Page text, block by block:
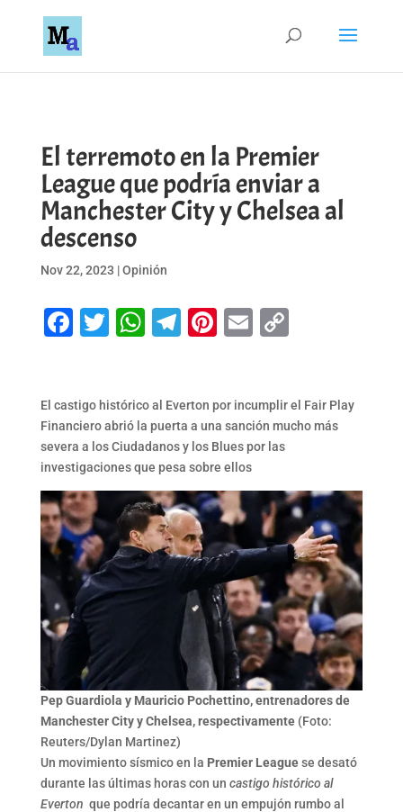
El terremoto en la Premier
League que podría enviar a
Manchester City y Chelsea al
descenso
Nov 22, 2023 |Opinión
Facebook
Twitter
WhatsApp
Telegram
Pinterest
EmailCopy
El castigo histórico al Everton por incumplir el Fair Play
Financiero abrió la puerta a una sanción mucho más
severa a los Ciudadanos y los Blues por las
investigaciones que pesa sobre ellos
Pep Guardiola y Mauricio Pochettino, entrenadores de
Manchester City y Chelsea, respectivamente(Foto:
Reuters/Dylan Martinez)
Un movimiento sísmico en la Premier Leaguese desató
durante las últimas horas con un castigo histórico al
Everton que podría decantar en un empujón rumbo al